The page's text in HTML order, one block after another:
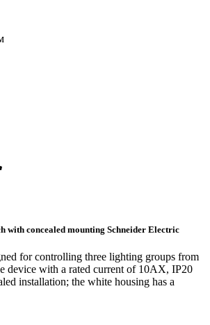
with concealed mounting Schneider Electric
for controlling three lighting groups from
device with a rated current of 10AX, IP20
installation; the white housing has a